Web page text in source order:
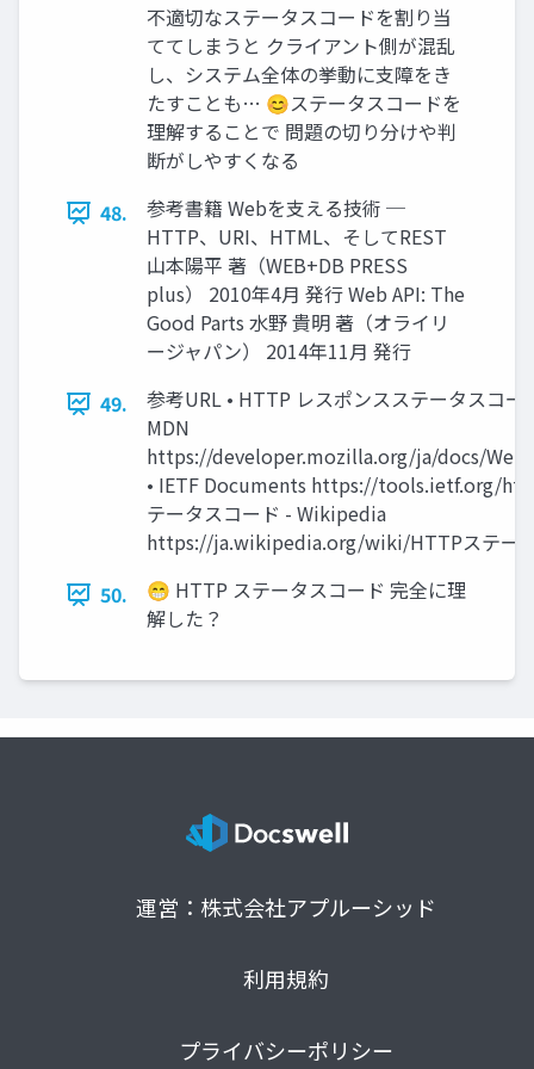
不適切なステータスコードを割り当
ててしまうと クライアント側が混乱
し、システム全体の挙動に支障をき
たすことも… 😊ステータスコードを
理解することで 問題の切り分けや判
断がしやすくなる
48.
参考書籍 Webを支える技術 ─
HTTP、URI、HTML、そしてREST
山本陽平 著（WEB+DB PRESS
plus） 2010年4月 発行 Web API: The
Good Parts 水野 貴明 著（オライリ
ージャパン） 2014年11月 発行
49.
参考URL • HTTP レスポンスステータスコ
MDN
https://developer.mozilla.org/ja/docs/
• IETF Documents https://tools.ietf.org/
テータスコード - Wikipedia
https://ja.wikipedia.org/wiki/HTTPステー
50.
😁 HTTP ステータスコード 完全に理
解した？
運営：株式会社アプルーシッド
利用規約
プライバシーポリシー